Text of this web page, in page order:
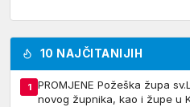
10 NAJČITANIJIH
1
PROMJENE Požeška župa
novog župnika, kao i župe u